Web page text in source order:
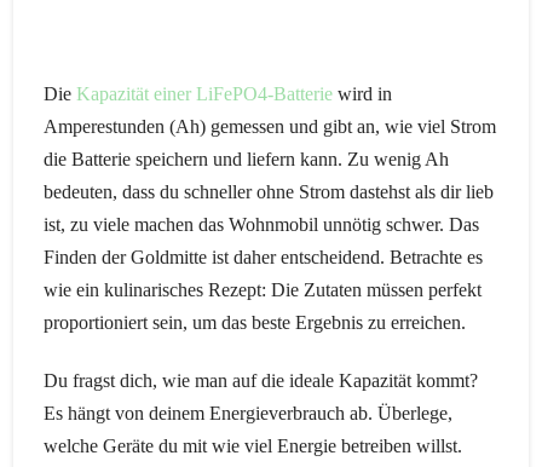
DieKapazität einer LiFePO4-Batterie wird in
Amperestunden (Ah) gemessen und gibt an, wie viel Strom
die Batterie speichern und liefern kann. Zu wenig Ah
bedeuten, dass du schneller ohne Strom dastehst als dir lieb
ist, zu viele machen das Wohnmobil unnötig schwer. Das
Finden der Goldmitte ist daher entscheidend. Betrachte es
wie ein kulinarisches Rezept: Die Zutaten müssen perfekt
proportioniert sein, um das beste Ergebnis zu erreichen.
Du fragst dich, wie man auf die ideale Kapazität kommt?
Es hängt von deinem Energieverbrauch ab. Überlege,
welche Geräte du mit wie viel Energie betreiben willst.